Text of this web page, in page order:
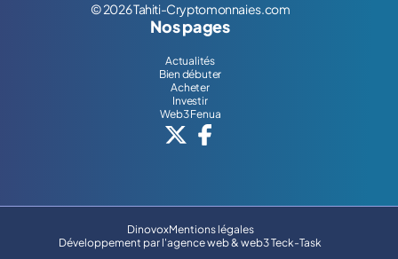
© 2026 Tahiti-Cryptomonnaies.com
Nos pages
Actualités
Bien débuter
Acheter
Investir
Web3 Fenua
DinovoxMentions légales
Développement par l'agence web & web3 Teck-Task